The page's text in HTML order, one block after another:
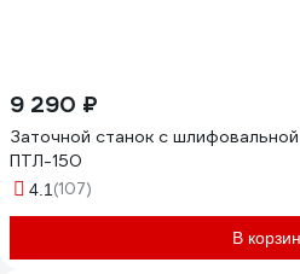
9 290 ₽
Заточной станок с
ПТЛ-150
4.1 (107)
В